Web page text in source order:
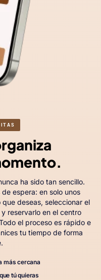
ha sido tan sencillo.
espera: en solo unos
deseas, seleccionar el
reservarlo en el centro
el proceso es rápido e
tu tiempo de forma
más cercana
tú quieras